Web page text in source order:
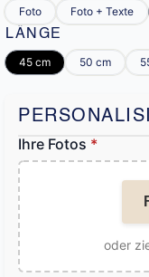
Foto Foto + Texte
LÄNGE
45 cm 50 cm
Ihre Fotos *
oder